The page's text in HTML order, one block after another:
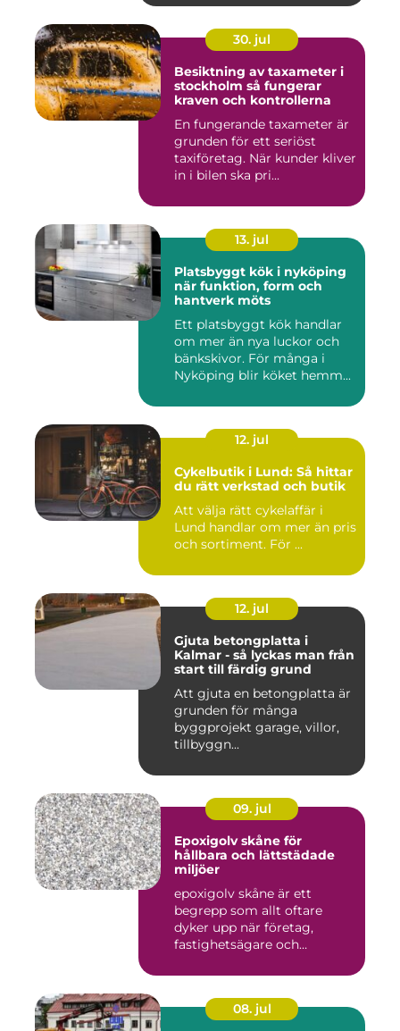
30. jul
Besiktning av taxameter i
stockholm så fungerar
kraven och kontrollerna
En fungerande taxameter är
grunden för ett seriöst
taxiföretag. När kunder kliver
in i bilen ska pri...
13. jul
Platsbyggt kök i nyköping
när funktion, form och
hantverk möts
Ett platsbyggt kök handlar
om mer än nya luckor och
bänkskivor. För många i
Nyköping blir köket hemm...
12. jul
Cykelbutik i Lund: Så hittar
du rätt verkstad och butik
Att välja rätt cykelaffär i
Lund handlar om mer än pris
och sortiment. För ...
12. jul
Gjuta betongplatta i
Kalmar - så lyckas man från
start till färdig grund
Att gjuta en betongplatta är
grunden för många
byggprojekt garage, villor,
tillbyggn...
09. jul
Epoxigolv skåne för
hållbara och lättstädade
miljöer
epoxigolv skåne är ett
begrepp som allt oftare
dyker upp när företag,
fastighetsägare och
08. jul